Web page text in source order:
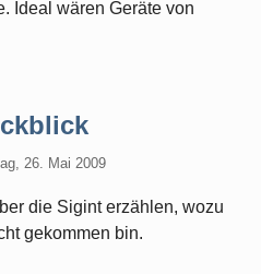
Ideal wären Geräte von
26. Mai 2009
die Sigint erzählen, wozu
gekommen bin.